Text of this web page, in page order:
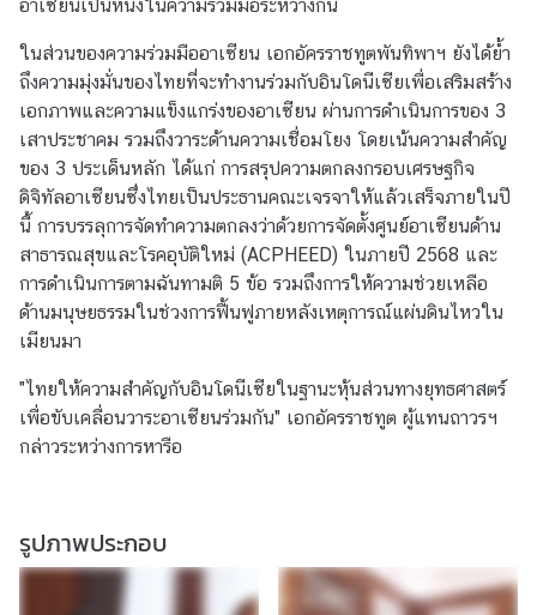
N
T
h
a
i
l
a
n
d
ข่
ว
|
N
s
อาเซียนเป็นหนึ่งในความร่วมมือระหว่างกัน
ในส่วนของความร่วมมืออาเซียน เอกอัครราชทูตพันทิพาฯ ยังได้ย้ำ
ถึงความมุ่งมั่นของไทยที่จะทำงานร่วมกับอินโดนีเซียเพื่อเสริมสร้าง
เอกภาพและความแข็งแกร่งของอาเซียน ผ่านการดำเนินการของ 3
เสาประชาคม รวมถึงวาระด้านความเชื่อมโยง โดยเน้นความสำคัญ
ของ 3 ประเด็นหลัก ได้แก่ การสรุปความตกลงกรอบเศรษฐกิจ
ดิจิทัลอาเซียนซึ่งไทยเป็นประธานคณะเจรจาให้แล้วเสร็จภายในปี
นี้ การบรรลุการจัดทำความตกลงว่าด้วยการจัดตั้งศูนย์อาเซียนด้าน
สาธารณสุขและโรคอุบัติใหม่ (ACPHEED) ในภายปี 2568 และ
การดำเนินการตามฉันทามติ 5 ข้อ รวมถึงการให้ความช่วยเหลือ
ด้านมนุษยธรรมในช่วงการฟื้นฟูภายหลังเหตุการณ์แผ่นดินไหวใน
เมียนมา
"ไทยให้ความสำคัญกับอินโดนีเซียในฐานะหุ้นส่วนทางยุทธศาสตร์
เพื่อขับเคลื่อนวาระอาเซียนร่วมกัน" เอกอัครราชทูต ผู้แทนถาวรฯ
กล่าวระหว่างการหารือ
รูปภาพประกอบ